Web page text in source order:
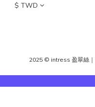
$ TWD
2025 © intress 盈翠絲 ｜